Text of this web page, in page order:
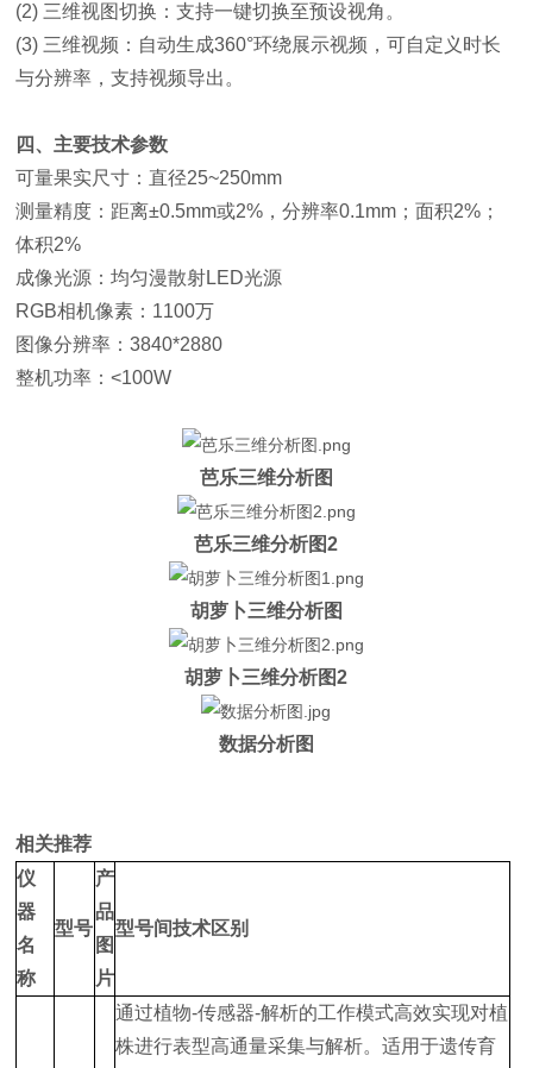
(2) 三维视图切换：支持一键切换至预设视角。
(3) 三维视频：自动生成360°环绕展示视频，可自定义时长
与分辨率，支持视频导出。
四、主要技术参数
可量果实尺寸：直径25~250mm
测量精度：距离±0.5mm或2%，分辨率0.1mm；面积2%；
体积2%
成像光源：均匀漫散射LED光源
RGB相机像素：1100万
图像分辨率：3840*2880
整机功率：<100W
芭乐三维分析图
芭乐三维分析图2
胡萝卜三维分析图
胡萝卜三维分析图2
数据分析图
相关推荐
仪
器
名
称
型号
产
品
图
片
型号间技术区别
通过植物-传感器-解析的工作模式高效实现对植
株进行表型高通量采集与解析。适用于遗传育